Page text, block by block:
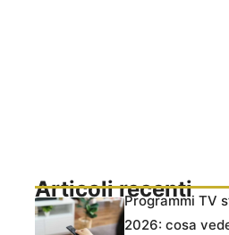
Articoli recenti
Programmi TV
2026: cosa